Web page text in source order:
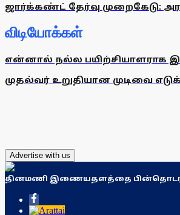
ஜார்க்கண்ட் தேர்வு முறைகேடு:
விடியோக்கள்
என்னால் நல்ல பயிற்சியாளராக
முதல்வர் உறுதியான முடிவை
Advertise with us
தினமணி இணையதளத்தை